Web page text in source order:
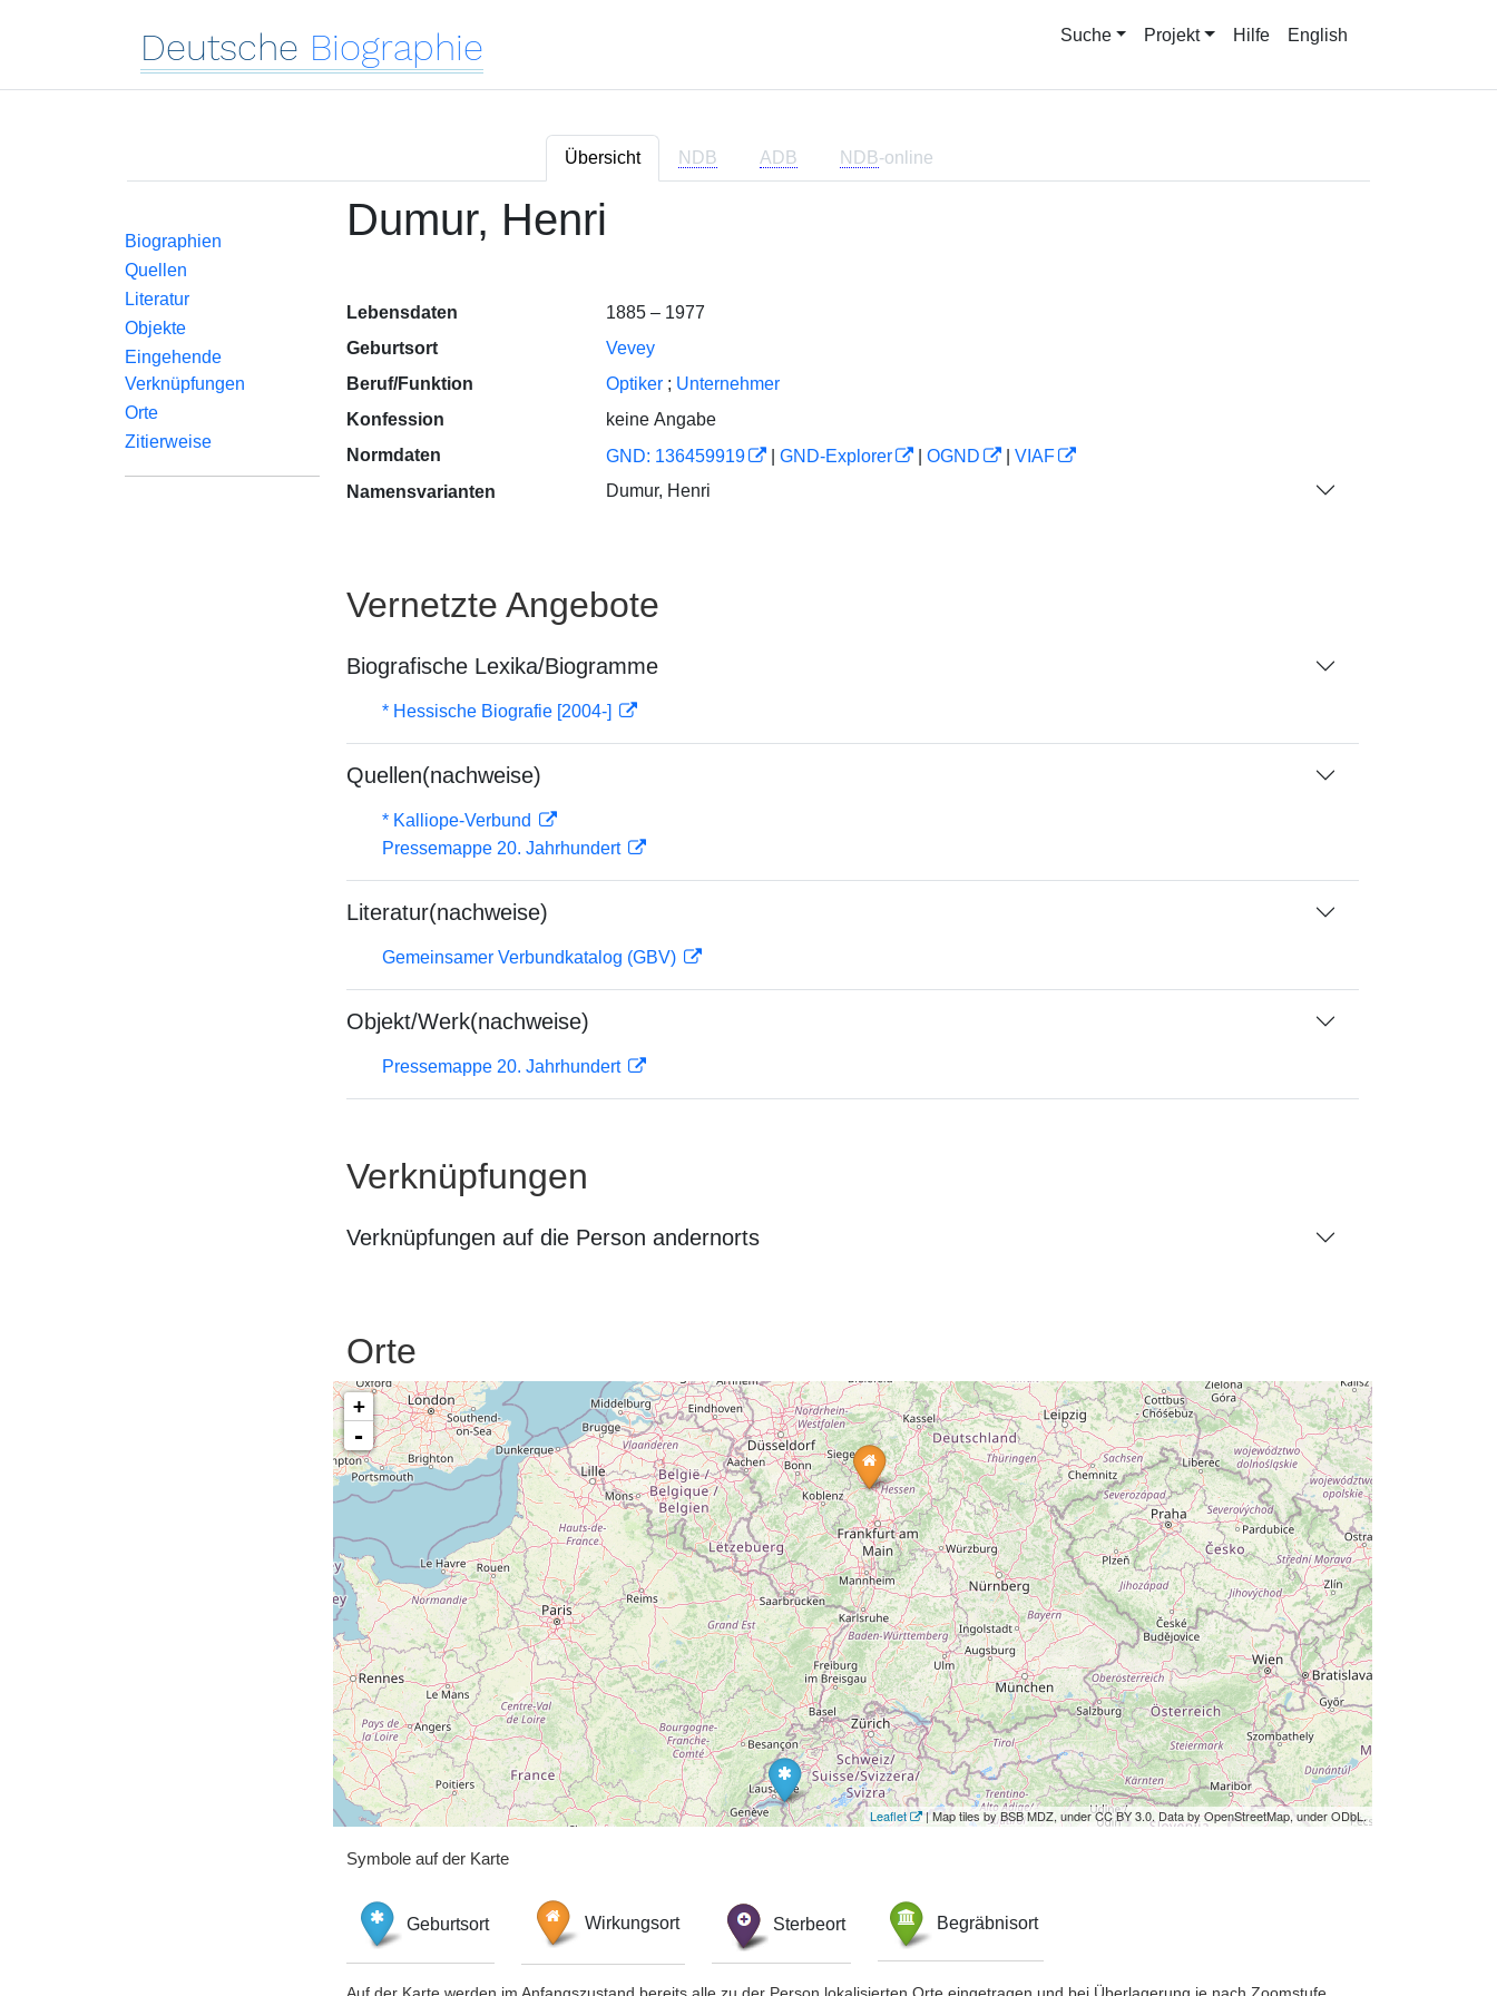
Deutsche Biographie Suche Projekt Hilfe English
Übersicht NDB ADB NDB-online
Biographien
Quellen
Literatur
Objekte
Eingehende
Verknüpfungen
Orte
Zitierweise
Dumur, Henri
Lebensdaten
1885 – 1977
Geburtsort
Vevey
Beruf/Funktion
Optiker ; Unternehmer
Konfession
keine Angabe
Normdaten
GND: 136459919 GND-Explorer OGND
VIAF
Namensvarianten
Dumur, Henri
Vernetzte Angebote
Biografische Lexika/Biogramme
* Hessische Biografie [2004-]
Quellen(nachweise)
* Kalliope-Verbund
Pressemappe 20. Jahrhundert
Literatur(nachweise)
Gemeinsamer Verbundkatalog (GBV)
Objekt/Werk(nachweise)
Pressemappe 20. Jahrhundert
Verknüpfungen
Verknüpfungen auf die Person andernorts
Orte
+
-
Leaflet | Map tiles by BSB MDZ, under CC BY 3.0. Data by OpenStreetMap, under ODbL.
Symbole auf der Karte
Geburtsort Wirkungsort Sterbeort Begräbnisort